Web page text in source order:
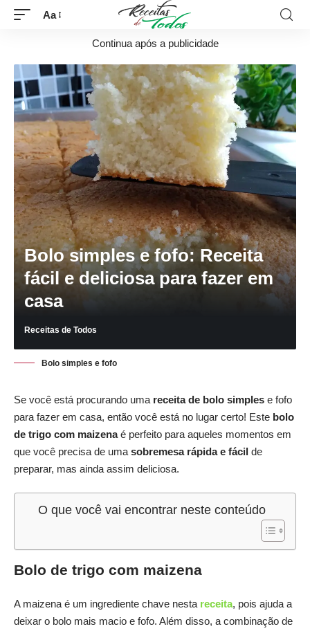
Aa
Continua após a publicidade
Bolo simples e fofo: Receita
fácil e deliciosa para fazer em
casa
Receitas de Todos
Bolo simples e fofo
Se você está procurando uma receita de bolo simples e fofo
para fazer em casa, então você está no lugar certo! Este bolo
de trigo com maizenaé perfeito para aqueles momentos em
que você precisa de uma sobremesa rápida e fácil de
preparar, mas ainda assim deliciosa.
O que você vai encontrar neste conteúdo
Bolo de trigo com maizena
A maizena é um ingrediente chave nesta receita, pois ajuda a
deixar o bolo mais macio e fofo. Além disso, a combinação de